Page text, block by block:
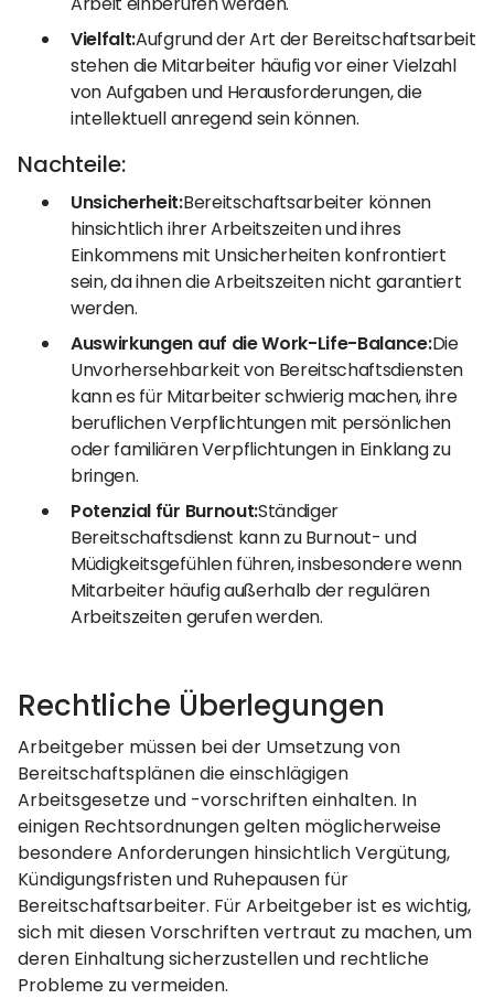
Vielfalt:Aufgrund der Art der Bereitschaftsarbeit
stehen die Mitarbeiter häufig vor einer Vielzahl
von Aufgaben und Herausforderungen, die
intellektuell anregend sein können.
Nachteile:
Unsicherheit:Bereitschaftsarbeiter können
hinsichtlich ihrer Arbeitszeiten und ihres
Einkommens mit Unsicherheiten konfrontiert
sein, da ihnen die Arbeitszeiten nicht garantiert
werden.
Auswirkungen auf die Work-Life-Balance:Die
Unvorhersehbarkeit von Bereitschaftsdiensten
kann es für Mitarbeiter schwierig machen, ihre
beruflichen Verpflichtungen mit persönlichen
oder familiären Verpflichtungen in Einklang zu
bringen.
Potenzial für Burnout:Ständiger
Bereitschaftsdienst kann zu Burnout- und
Müdigkeitsgefühlen führen, insbesondere wenn
Mitarbeiter häufig außerhalb der regulären
Arbeitszeiten gerufen werden.
Rechtliche Überlegungen
Arbeitgeber müssen bei der Umsetzung von
Bereitschaftsplänen die einschlägigen
Arbeitsgesetze und -vorschriften einhalten. In
einigen Rechtsordnungen gelten möglicherweise
besondere Anforderungen hinsichtlich Vergütung,
Kündigungsfristen und Ruhepausen für
Bereitschaftsarbeiter. Für Arbeitgeber ist es wichtig,
sich mit diesen Vorschriften vertraut zu machen, um
deren Einhaltung sicherzustellen und rechtliche
Probleme zu vermeiden.